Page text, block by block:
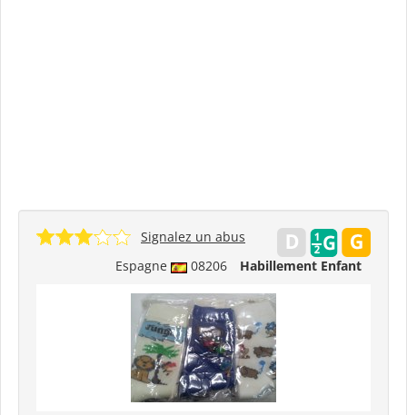
Espagne 08206 Habillement Enfant
Signalez un abus